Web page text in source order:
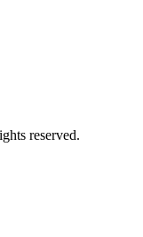
reserved.